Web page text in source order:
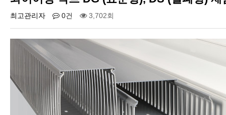
최고관리자 0건 3,702회